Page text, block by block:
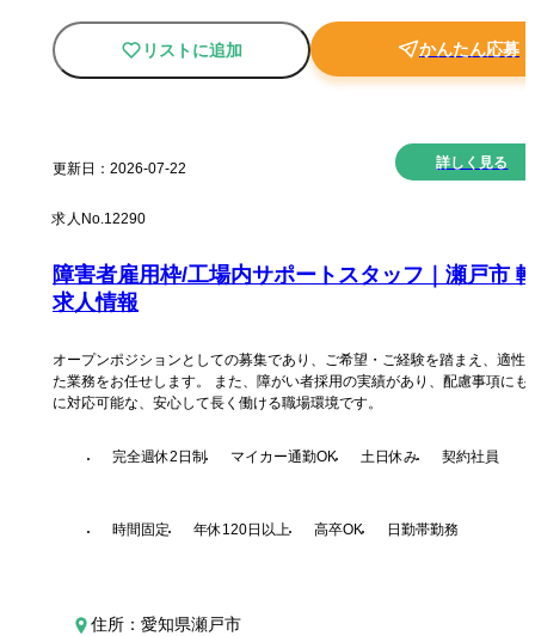
リストに追加 かんたん応募
更新日： 2026-07-22
求人No.12290
詳しく見る
障害者雇用枠/工場内サポートスタッフ｜瀬戸市
求人情報
オープンポジションとしての募集であり、ご希望・ご経験を踏まえ、適性
た業務をお任せします。 また、障がい者採用の実績があり、配慮事項にも
に対応可能な、安心して長く働ける職場環境です。
完全週休2日制 マイカー通勤OK 土日休み 契約社員
時間固定 年休120日以上 高卒OK 日勤帯勤務
住所：愛知県瀬戸市